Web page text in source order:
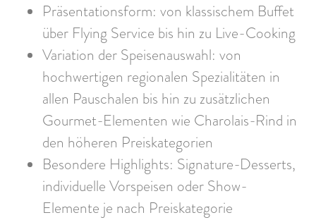
Präsentationsform: von klassischem Buffet
über Flying Service bis hin zu Live-Cooking
Variation der Speisenauswahl: von
hochwertigen regionalen Spezialitäten in
allen Pauschalen bis hin zu zusätzlichen
Gourmet-Elementen wie Charolais-Rind in
den höheren Preiskategorien
Besondere Highlights: Signature-Desserts,
individuelle Vorspeisen oder Show-
Elemente je nach Preiskategorie